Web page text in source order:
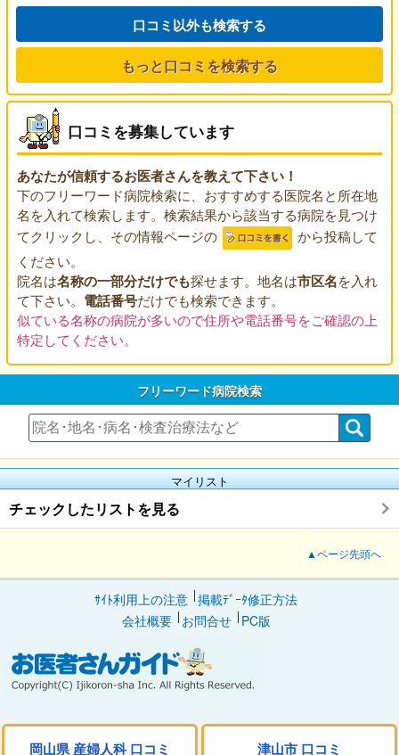
岡山県 産婦人科 口コミ 津山市 口コミ
口コミ以外も検索する
もっと口コミを検索する
口コミを募集しています
あなたが信頼するお医者さんを教えて下さい！
下のフリーワード病院検索に、おすすめする医院名と所在地
名を入れて検索します。検索結果から該当する病院を見つけ
てクリックし、その情報ページの
から投稿して
ください。
院名は名称の一部分だけでも探せます。地名は市区名を入れ
て下さい。 電話番号だけでも検索できます。
似ている名称の病院が多いので住所や電話番号をご確認の上
特定してください。
フリーワード病院検索
マイリスト
チェックしたリストを見る
▲ページ先頭へ
ｻｲﾄ利用上の注意 掲載ﾃﾞｰﾀ修正方法
会社概要
お問合せ PC版